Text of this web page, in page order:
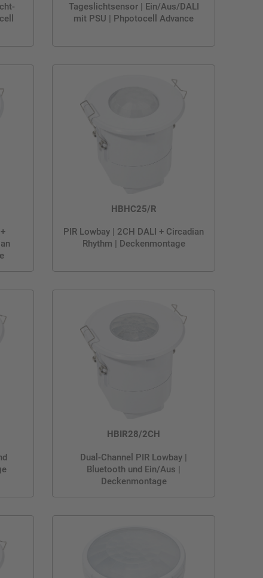
Tageslichtsensor | Ein/Aus/DALI
mit PSU | Phpotocell Advance
HBHC25/R
PIR Lowbay | 2CH DALI + Circadian
Rhythm | Deckenmontage
HBIR28/2CH
Dual-Channel PIR Lowbay |
Bluetooth und Ein/Aus |
Deckenmontage